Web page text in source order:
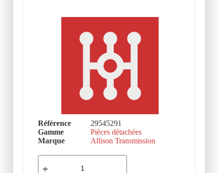
Référence
29545291
Gamme
Pièces détachées
Marque
Allison Transmission